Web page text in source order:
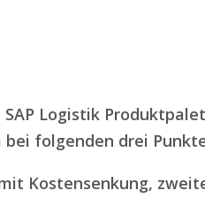
Logistik
folgenden drei
Kostensenkung,